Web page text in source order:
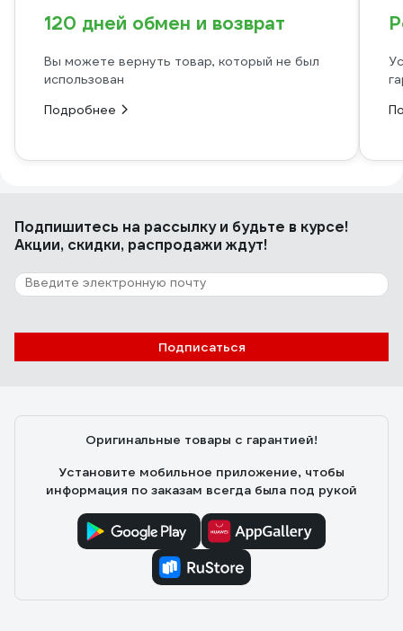
120 дней обмен и возврат
Вы можете вернуть товар, который не был
использован
Подробнее
Подпишитесь на рассылкуи будьте в курсе!
Акции, скидки, распродажи ждут!
Подписаться
Оригинальные товары с гарантией!
Установите мобильное приложение, чтобы
информация по заказам всегда была под рукой